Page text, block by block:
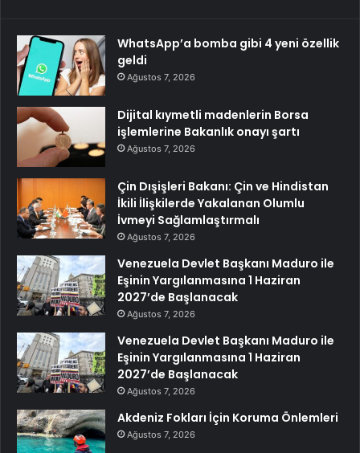
WhatsApp’a bomba gibi 4 yeni özellik
geldi
Ağustos 7, 2026
Dijital kıymetli madenlerin Borsa
işlemlerine Bakanlık onayı şartı
Ağustos 7, 2026
Çin Dışişleri Bakanı: Çin ve Hindistan
İkili İlişkilerde Yakalanan Olumlu
İvmeyi Sağlamlaştırmalı
Ağustos 7, 2026
Venezuela Devlet Başkanı Maduro ile
Eşinin Yargılanmasına 1 Haziran
2027’de Başlanacak
Ağustos 7, 2026
Venezuela Devlet Başkanı Maduro ile
Eşinin Yargılanmasına 1 Haziran
2027’de Başlanacak
Ağustos 7, 2026
Akdeniz Fokları İçin Koruma Önlemleri
Ağustos 7, 2026